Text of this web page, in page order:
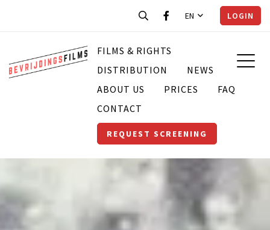
EN LOGIN
FILMS & RIGHTS
DISTRIBUTION
NEWS
ABOUT US
PRICES
FAQ
CONTACT
REQUEST SCREENING